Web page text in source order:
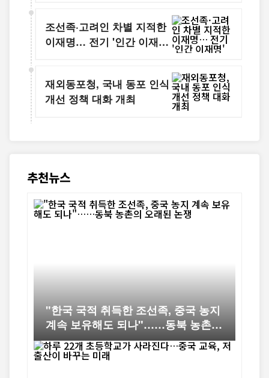
조선족·고려인 차별 지적한
이재명… 전기 '인간 이재명'
재외동포청, 국내 동포 인식
개선 정책 대화 개최
추천뉴스
"한국 국적 취득한 조선족, 중국 농지
계속 보유해도 되나"……동북 농촌의
오래된 논쟁